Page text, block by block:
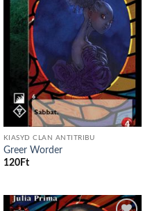
wishlist
KIASYD CLAN ANTITRIBU
Greer Worder
120Ft